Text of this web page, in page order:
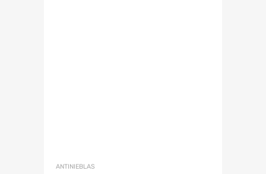
ANTINIEBLAS